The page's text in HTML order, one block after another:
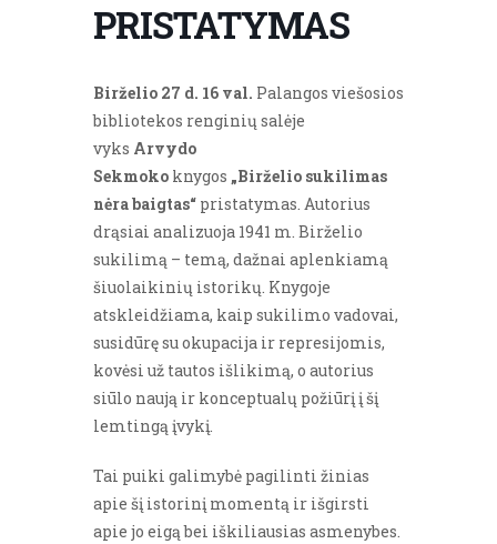
PRISTATYMAS
Birželio 27 d. 16 val. Palangos viešosios
bibliotekos renginių salėje
vyks Arvydo
Sekmoko knygos „Birželio sukilimas
nėra baigtas“ pristatymas. Autorius
drąsiai analizuoja 1941 m. Birželio
sukilimą – temą, dažnai aplenkiamą
šiuolaikinių istorikų. Knygoje
atskleidžiama, kaip sukilimo vadovai,
susidūrę su okupacija ir represijomis,
kovėsi už tautos išlikimą, o autorius
siūlo naują ir konceptualų požiūrį į šį
lemtingą įvykį.
Tai puiki galimybė pagilinti žinias
apie šį istorinį momentą ir išgirsti
apie jo eigą bei iškiliausias asmenybes.